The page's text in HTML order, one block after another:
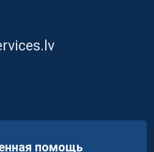
помощь